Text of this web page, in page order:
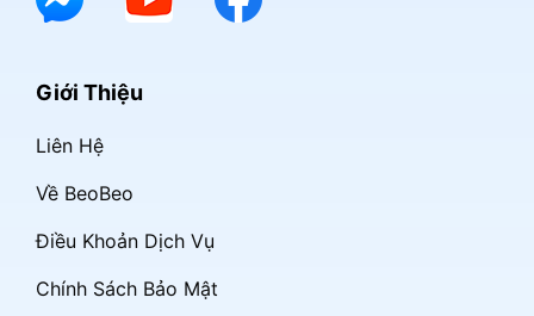
Giới Thiệu
Liên Hệ
Về BeoBeo
Điều Khoản Dịch Vụ
Chính Sách Bảo Mật